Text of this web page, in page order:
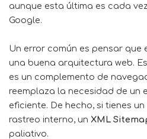
aunque esta última es cada
Google.
Un error común es pensar que
una buena arquitectura web.
es un complemento de
reemplaza la necesidad de un
eficiente. De hecho, si tienes
rastreo interno, un XML
paliativo.